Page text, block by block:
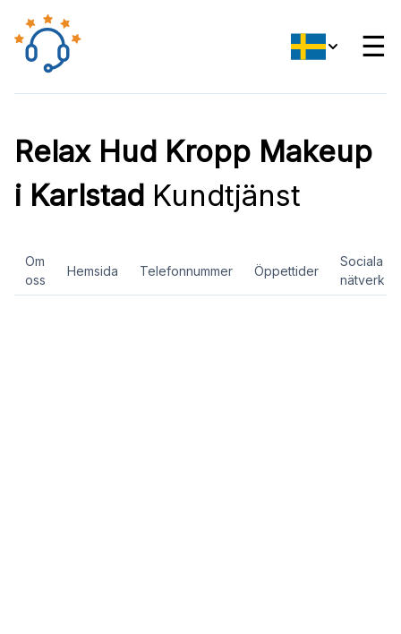
☰
Relax Hud Kropp Makeup
i Karlstad Kundtjänst
Om
oss
Hemsida Telefonnummer Öppettider
Sociala
nätverk